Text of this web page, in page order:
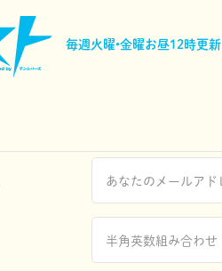
毎週火曜•金曜お昼12時更新